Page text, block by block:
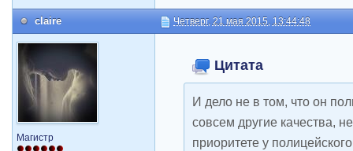
claire Четверг, 21 мая 2015, 13:44:48
Магистр
Цитата
И дело не в том, что он
совсем другие качества,
приоритете у